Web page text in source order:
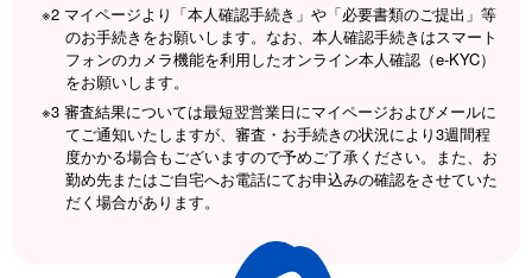
※2 マイページより「本人確認手続き」や「必要書類のご提出」等
のお手続きをお願いします。なお、本人確認手続きはスマート
フォンのカメラ機能を利用したオンライン本人確認（e-KYC）
をお願いします。
※3 審査結果については最短翌営業日にマイページおよびメールに
てご通知いたしますが、審査・お手続きの状況により3週間程
度かかる場合もございますので予めご了承ください。また、お
勤め先またはご⾃宅へお電話にてお申込みの確認をさせていた
だく場合があります。